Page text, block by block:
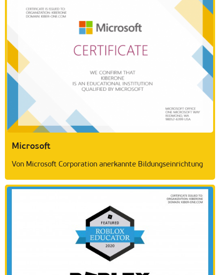
Microsoft
Von Microsoft Corporation anerkannte Bildungseinrichtung